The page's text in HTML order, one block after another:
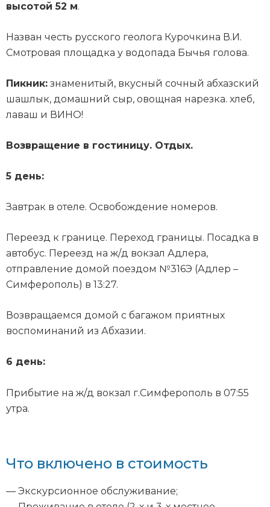
высотой 52 м.
Назван честь русского геолога Курочкина В.И.
Смотровая площадка у водопада Бычья голова.
Пикник: знаменитый, вкусный сочный абхазский
шашлык, домашний сыр, овощная нарезка. хлеб,
лаваш и ВИНО!
Возвращение в гостиницу. Отдых.
5 день:
Завтрак в отеле. Освобождение номеров.
Переезд к границе. Переход границы. Посадка в
автобус. Переезд на ж/д вокзал Адлера,
отправление домой поездом №316Э (Адлер –
Симферополь) в 13:27.
Возвращаемся домой с багажом приятных
воспоминаний из Абхазии.
6 день:
Прибытие на ж/д вокзал г.Симферополь в 07:55
утра.
Что включено в стоимость
— Экскурсионное обслуживание;